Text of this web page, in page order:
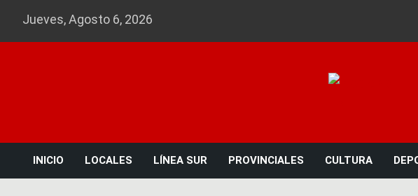
Jueves, Agosto 6, 2026
INICIO LOCALES LÍNEA SUR PROVINCIALES CULTURA